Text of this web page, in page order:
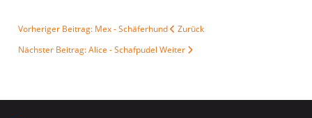
Vorheriger Beitrag: Mex - Schäferhund
Zurück
Nächster Beitrag: Alice - Schafpudel Weiter